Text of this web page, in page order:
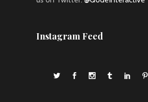
Instagram Feed